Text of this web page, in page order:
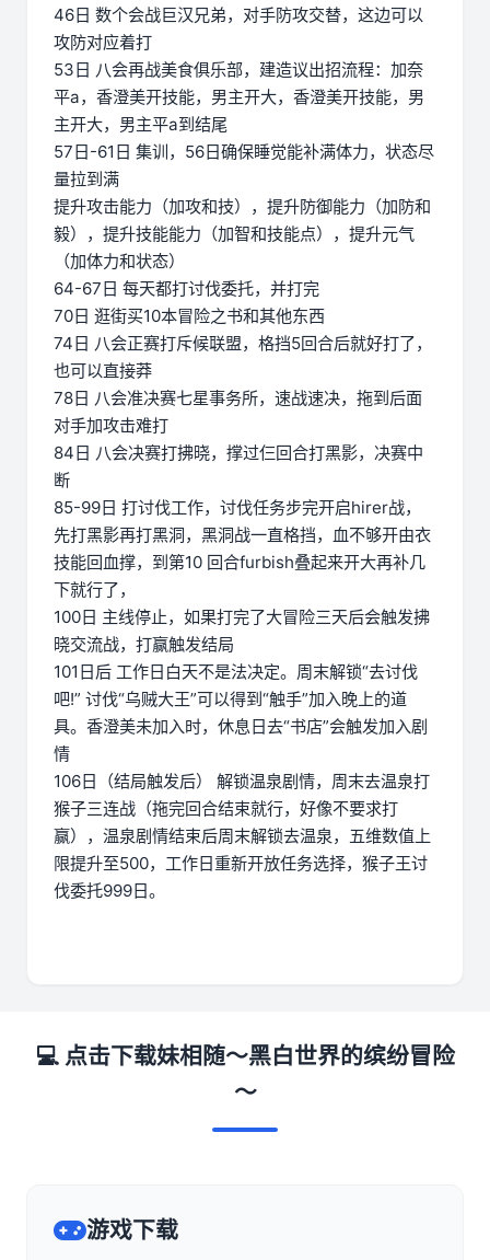
46日 数个会战巨汉兄弟，对手防攻交替，这边可以
攻防对应着打
53日 八会再战美食俱乐部，建造议出招流程：加奈
平a，香澄美开技能，男主开大，香澄美开技能，男
主开大，男主平a到结尾
57日-61日 集训，56日确保睡觉能补满体力，状态尽
量拉到满
提升攻击能力（加攻和技），提升防御能力（加防和
毅），提升技能能力（加智和技能点），提升元气
（加体力和状态）
64-67日 每天都打讨伐委托，并打完
70日 逛街买10本冒险之书和其他东西
74日 八会正赛打斥候联盟，格挡5回合后就好打了，
也可以直接莽
78日 八会准决赛七星事务所，速战速决，拖到后面
对手加攻击难打
84日 八会决赛打拂晓，撑过仨回合打黑影，决赛中
断
85-99日 打讨伐工作，讨伐任务步完开启hirer战，
先打黑影再打黑洞，黑洞战一直格挡，血不够开由衣
技能回血撑，到第10 回合furbish叠起来开大再补几
下就行了，
100日 主线停止，如果打完了大冒险三天后会触发拂
晓交流战，打赢触发结局
101日后 工作日白天不是法决定。周末解锁“去讨伐
吧!” 讨伐“乌贼大王”可以得到“触手”加入晚上的道
具。香澄美未加入时，休息日去“书店”会触发加入剧
情
106日（结局触发后） 解锁温泉剧情，周末去温泉打
猴子三连战（拖完回合结束就行，好像不要求打
赢），温泉剧情结束后周末解锁去温泉，五维数值上
限提升至500，工作日重新开放任务选择，猴子王讨
伐委托999日。
💻 点击下载妹相随～黑白世界的缤纷冒险
～
游戏下载